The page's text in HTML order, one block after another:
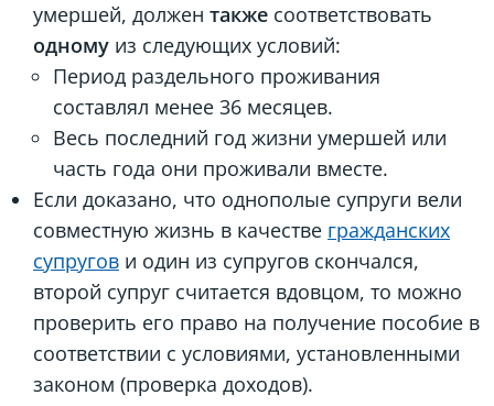
умершей, должен также соответствовать
одному из следующих условий:
Период раздельного проживания
составлял менее 36 месяцев.
Весь последний год жизни умершей или
часть года они проживали вместе.
Если доказано, что однополые супруги вели
совместную жизнь в качестве гражданских
супругов и один из супругов скончался,
второй супруг считается вдовцом, то можно
проверить его право на получение пособие в
соответствии с условиями, установленными
законом (проверка доходов).